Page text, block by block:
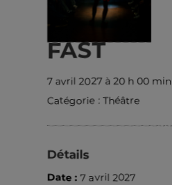
FAST
7 avril 2027 à 20 h 00 min
Catégorie : Théâtre
Détails
Date :7 avril 2027